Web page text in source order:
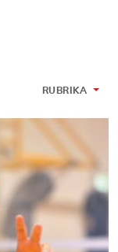
RUBRIKA